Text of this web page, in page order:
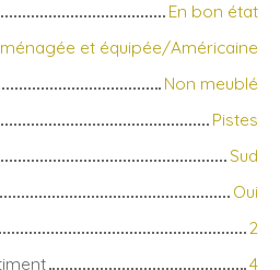
En bon état
et équipée/Américaine
Non meublé
Pistes
Sud
Oui
2
4